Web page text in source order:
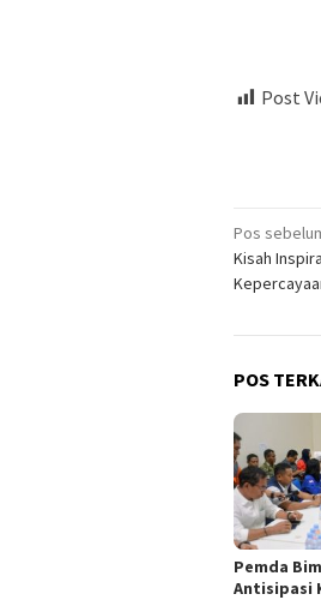
Post
pos
Pos
Kisah
POS
Pemda
Antisipasi